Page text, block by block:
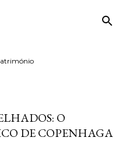
O
DE COPENHAGA